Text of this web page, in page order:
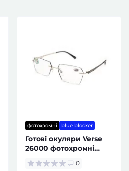
фотохромні blue blocker
Готові окуляри Verse
26000 фотохромні
Blue Blocker жіночі
0